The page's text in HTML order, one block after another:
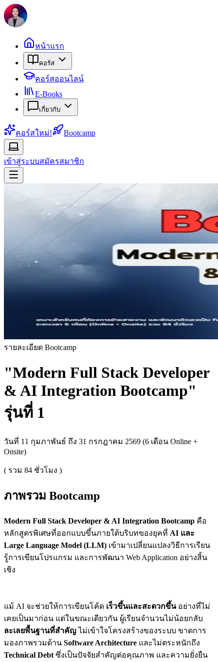
หน้าแรก
คอร์ส
คอร์สออนไลน์
E-Books
เกี่ยวกับ
คอร์สใหม่! Bootcamp
เข้าสู่ระบบสมัครสมาชิก
รายละเอียด Bootcamp
"Modern Full Stack Developer
& AI Integration Bootcamp"
รุ่นที่ 1
วันที่ 11 กุมภาพันธ์ ถึง 31 กรกฎาคม 2569 (6 เดือน Online +
Onsite)
( รวม 84 ชั่วโมง )
ภาพรวม Bootcamp
Modern Full Stack Developer & AI Integration Bootcamp คือ
หลักสูตรพิเศษที่ออกแบบขึ้นภายใต้บริบทของยุคที่ AI และ
Large Language Model (LLM) เข้ามาเปลี่ยนแปลงวิธีการเรียน
รู้การเขียนโปรแกรม และการพัฒนา Web Application อย่างสิ้น
เชิง
แม้ AI จะช่วยให้การเขียนโค้ด เร็วขึ้นและสะดวกขึ้นอย่างที่ไม่
เคยเป็นมาก่อน แต่ในขณะเดียวกัน ผู้เรียนจำนวนไม่น้อยกลับ
ละเลยพื้นฐานที่สำคัญไม่เข้าใจโครงสร้างของระบบ ขาดการ
มองภาพรวมด้าน Software Architecture และไม่ตระหนักถึง
Technical Debt ซึ่งเป็นปัจจัยสำคัญต่อคุณภาพ และความยั่งยืน